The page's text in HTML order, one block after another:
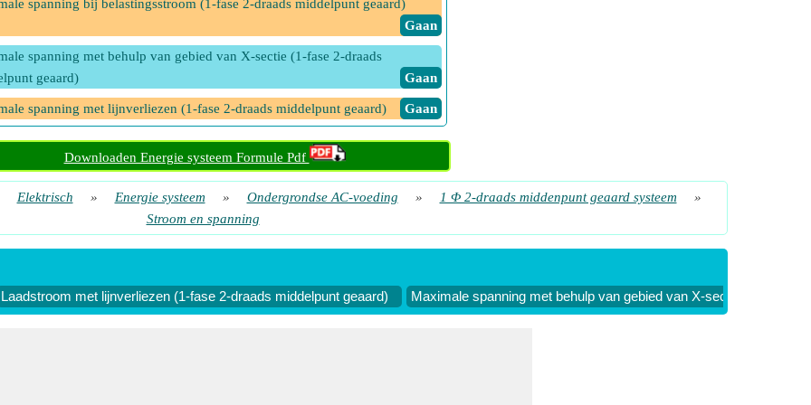
spanning bij belastingsstroom (1-fase 2-draads middelpunt geaard)
​ Gaan
spanning met behulp van gebied van X-sectie (1-fase 2-draads
geaard)
​ Gaan
spanning met lijnverliezen (1-fase 2-draads middelpunt geaard) ​ Gaan
met behulp van gebied van X-sectie (1-fase 2-draads middelpunt
spanning met behulp van lijnverliezen (1-fase 2-draads middelpunt geaard)
Downloaden Energie systeem Formule Pdf
Elektrisch » Energie systeem » Ondergrondse AC-voeding » 1 Φ 2-draads middenpunt geaard systeem
»
Stroom en spanning
Laadstroom met lijnverliezen (1-fase 2-draads middelpunt geaard) Maximale spanning met behulp van gebied van X-sectie (1-fase 2-